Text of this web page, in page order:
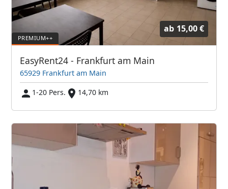
ab 15,00 €
EasyRent24 - Frankfurt am Main
65929 Frankfurt am Main
1-20 Pers.
14,70 km